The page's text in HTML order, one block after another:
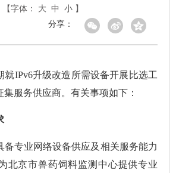
【字体：
大 中 小 】
分享：
IPv6升级改造所需设备开展比选工
服务供应商。有关事项如下：
专业网络设备供应及相关服务能力
北京市兽药饲料监测中心提供专业